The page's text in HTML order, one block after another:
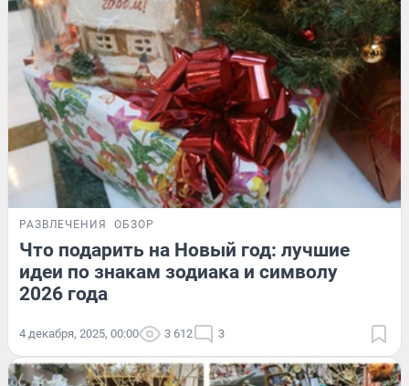
РАЗВЛЕЧЕНИЯ ОБЗОР
Что подарить на Новый год: лучшие
идеи по знакам зодиака и символу
2026 года
4 декабря, 2025, 00:00 3 612 3